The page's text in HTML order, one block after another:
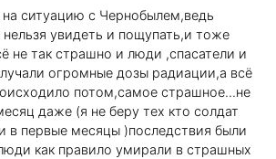
ситуацию с Чернобылем,ведь
увидеть и пощупать,и тоже
не так страшно и люди ,спасатели и
огромные дозы радиации,а всё
потом,самое страшное...не
даже (я не беру тех кто солдат
в первые месяцы )последствия были
как правило умирали в страшных